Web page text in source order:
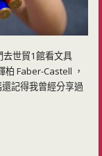
去世貿1館看文具
柏 Faber-Castell ，
記得我曾經分享過